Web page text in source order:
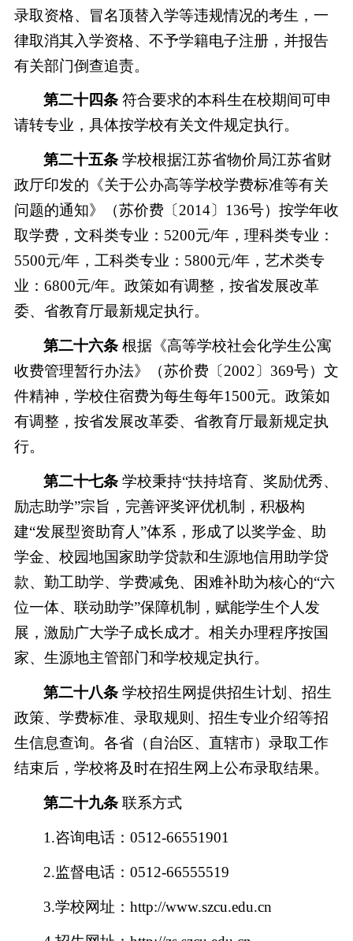
录取资格、冒名顶替入学等违规情况的考生，一
律取消其入学资格、不予学籍电子注册，并报告
有关部门倒查追责。
第二十四条 符合要求的本科生在校期间可申
请转专业，具体按学校有关文件规定执行。
第二十五条 学校根据江苏省物价局江苏省财
政厅印发的《关于公办高等学校学费标准等有关
问题的通知》（苏价费〔2014〕136号）按学年收
取学费，文科类专业：5200元/年，理科类专业：
5500元/年，工科类专业：5800元/年，艺术类专
业：6800元/年。政策如有调整，按省发展改革
委、省教育厅最新规定执行。
第二十六条 根据《高等学校社会化学生公寓
收费管理暂行办法》（苏价费〔2002〕369号）文
件精神，学校住宿费为每生每年1500元。政策如
有调整，按省发展改革委、省教育厅最新规定执
行。
第二十七条 学校秉持“扶持培育、奖励优秀、
励志助学”宗旨，完善评奖评优机制，积极构
建“发展型资助育人”体系，形成了以奖学金、助
学金、校园地国家助学贷款和生源地信用助学贷
款、勤工助学、学费减免、困难补助为核心的“六
位一体、联动助学”保障机制，赋能学生个人发
展，激励广大学子成长成才。相关办理程序按国
家、生源地主管部门和学校规定执行。
第二十八条 学校招生网提供招生计划、招生
政策、学费标准、录取规则、招生专业介绍等招
生信息查询。各省（自治区、直辖市）录取工作
结束后，学校将及时在招生网上公布录取结果。
第二十九条 联系方式
1.咨询电话：0512-66551901
2.监督电话：0512-66555519
3.学校网址：http://www.szcu.edu.cn